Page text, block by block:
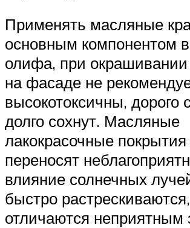
Применять масляные
основным компонентом
олифа, при
на фасаде не
высокотоксичны, дорого
долго сохнут. Масляные
лакокрасочные
переносят
влияние солнечных
быстро
отличаются неприятным